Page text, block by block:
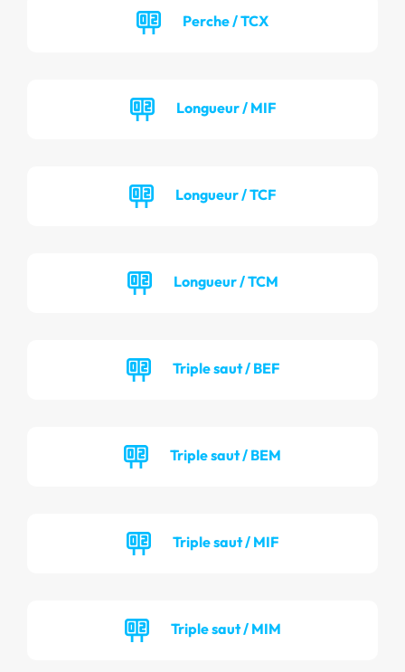
Perche / TCX
Longueur / MIF
Longueur / TCF
Longueur / TCM
Triple saut / BEF
Triple saut / BEM
Triple saut / MIF
Triple saut / MIM